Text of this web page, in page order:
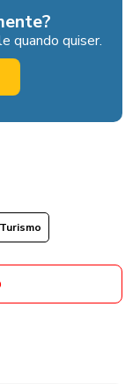
quando quiser.
Turismo